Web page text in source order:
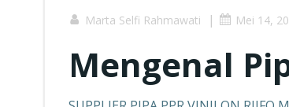
Marta Selfi Rahmawati | Mei 14,
Mengenal